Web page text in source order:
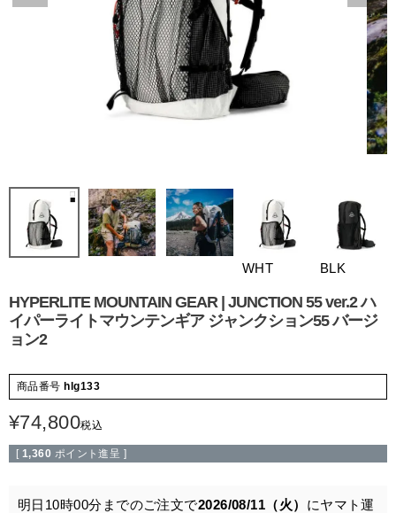
WHT BLK
HYPERLITE MOUNTAIN GEAR | JUNCTION 55 ver.2 ハ
イパーライトマウンテンギア ジャンクション55 バージ
ョン2
商品番号 hlg133
¥74,800税込
[ 1,360 ポイント進呈 ]
明日 10時00分 までのご注文で2026/08/11（火） にヤマト運